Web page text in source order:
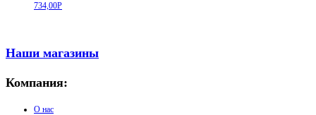
734,00Р
Наши магазины
Компания:
О нас